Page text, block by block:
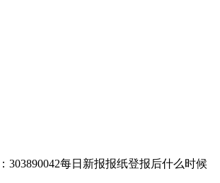
每日新报报纸登报后什么时候